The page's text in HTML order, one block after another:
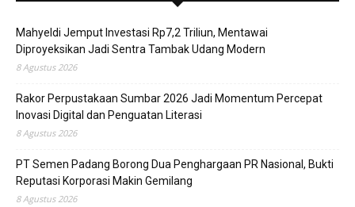
Mahyeldi Jemput Investasi Rp7,2 Triliun, Mentawai
Diproyeksikan Jadi Sentra Tambak Udang Modern
8 Agustus 2026
Rakor Perpustakaan Sumbar 2026 Jadi Momentum Percepat
Inovasi Digital dan Penguatan Literasi
8 Agustus 2026
PT Semen Padang Borong Dua Penghargaan PR Nasional, Bukti
Reputasi Korporasi Makin Gemilang
8 Agustus 2026